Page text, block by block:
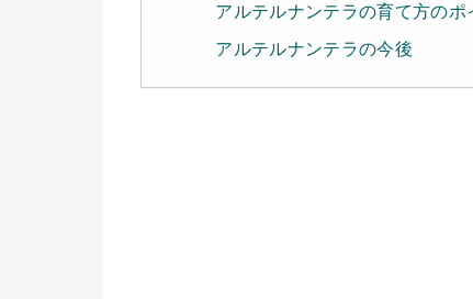
アルテルナンテラの育て方のポ
アルテルナンテラの今後